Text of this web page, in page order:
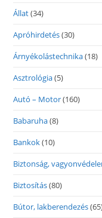
Állat(34)
Apróhirdetés(30)
Árnyékolástechnika(18)
Asztrológia(5)
Autó – Motor(160)
Babaruha(8)
Bankok(10)
Biztonság,
Biztosítás(80)
Bútor, lakberendezés